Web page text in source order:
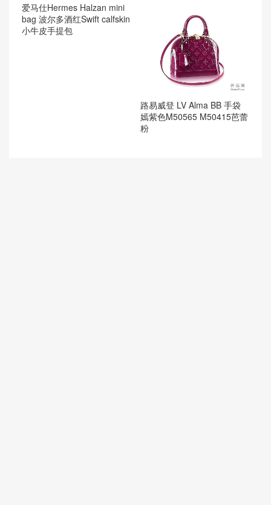
爱马仕Hermes Halzan mini
bag 波尔多酒红Swift calfskin
小牛皮手提包
路易威登 LV Alma BB 手袋
嫣紫色M50565 M50415芭蕾
粉